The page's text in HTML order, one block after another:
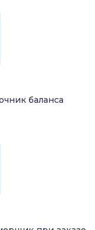
баланса